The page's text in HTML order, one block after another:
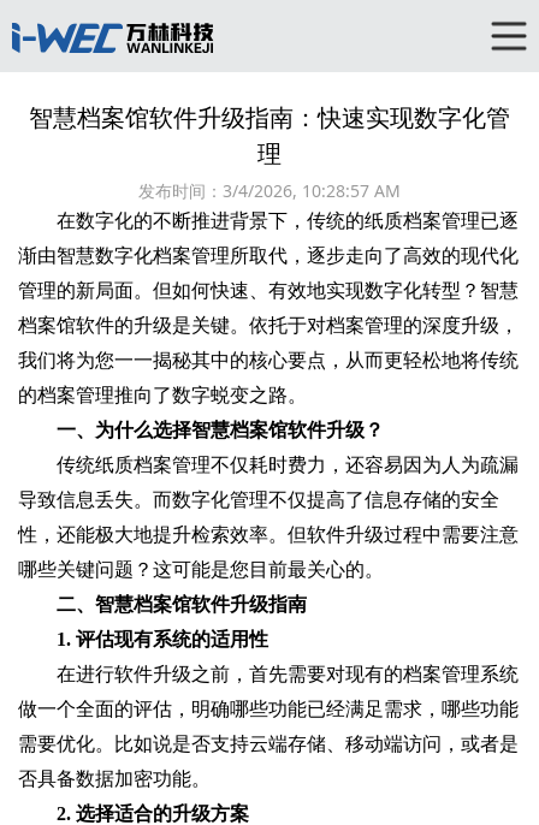
智慧档案馆软件升级指南：快速实现数字化管
理
发布时间： 3/4/2026, 10:28:57 AM
在数字化的不断推进背景下，传统的纸质档案管理已逐
渐由智慧数字化档案管理所取代，逐步走向了高效的现代化
管理的新局面。但如何快速、有效地实现数字化转型？智慧
档案馆软件的升级是关键。依托于对档案管理的深度升级，
我们将为您一一揭秘其中的核心要点，从而更轻松地将传统
的档案管理推向了数字蜕变之路。
一、为什么选择智慧档案馆软件升级？
传统纸质档案管理不仅耗时费力，还容易因为人为疏漏
导致信息丢失。而数字化管理不仅提高了信息存储的安全
性，还能极大地提升检索效率。但软件升级过程中需要注意
哪些关键问题？这可能是您目前最关心的。
二、智慧档案馆软件升级指南
1. 评估现有系统的适用性
在进行软件升级之前，首先需要对现有的档案管理系统
做一个全面的评估，明确哪些功能已经满足需求，哪些功能
需要优化。比如说是否支持云端存储、移动端访问，或者是
否具备数据加密功能。
2. 选择适合的升级方案